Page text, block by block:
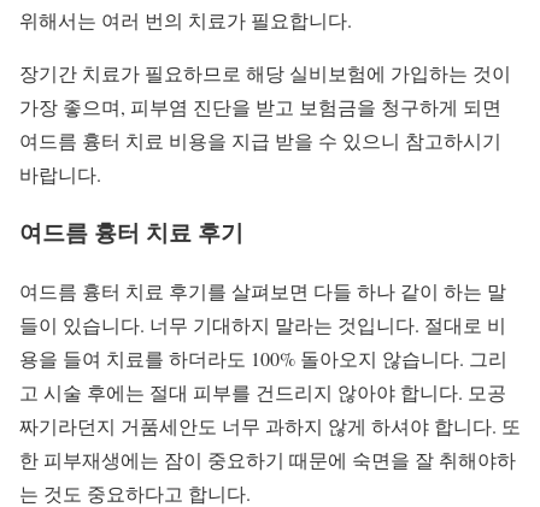
위해서는 여러 번의 치료가 필요합니다.
장기간 치료가 필요하므로 해당 실비보험에 가입하는 것이
가장 좋으며, 피부염 진단을 받고 보험금을 청구하게 되면
여드름 흉터 치료 비용을 지급 받을 수 있으니 참고하시기
바랍니다.
여드름 흉터 치료 후기
여드름 흉터 치료 후기를 살펴보면 다들 하나 같이 하는 말
들이 있습니다. 너무 기대하지 말라는 것입니다. 절대로 비
용을 들여 치료를 하더라도 100% 돌아오지 않습니다. 그리
고 시술 후에는 절대 피부를 건드리지 않아야 합니다. 모공
짜기라던지 거품세안도 너무 과하지 않게 하셔야 합니다. 또
한 피부재생에는 잠이 중요하기 때문에 숙면을 잘 취해야하
는 것도 중요하다고 합니다.